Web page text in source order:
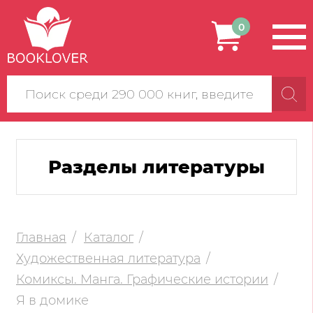
Поиск
по
сайту
0
Разделы литературы
Главная
Каталог
Художественная литература
Комиксы. Манга. Графические истории
Я в домике